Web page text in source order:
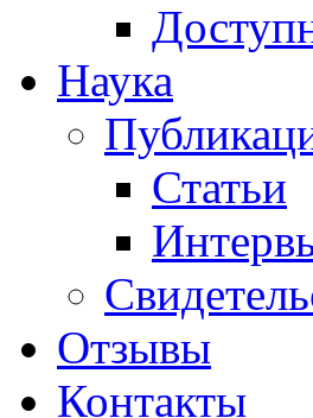
Наука
Статьи
Отзывы
Контакты